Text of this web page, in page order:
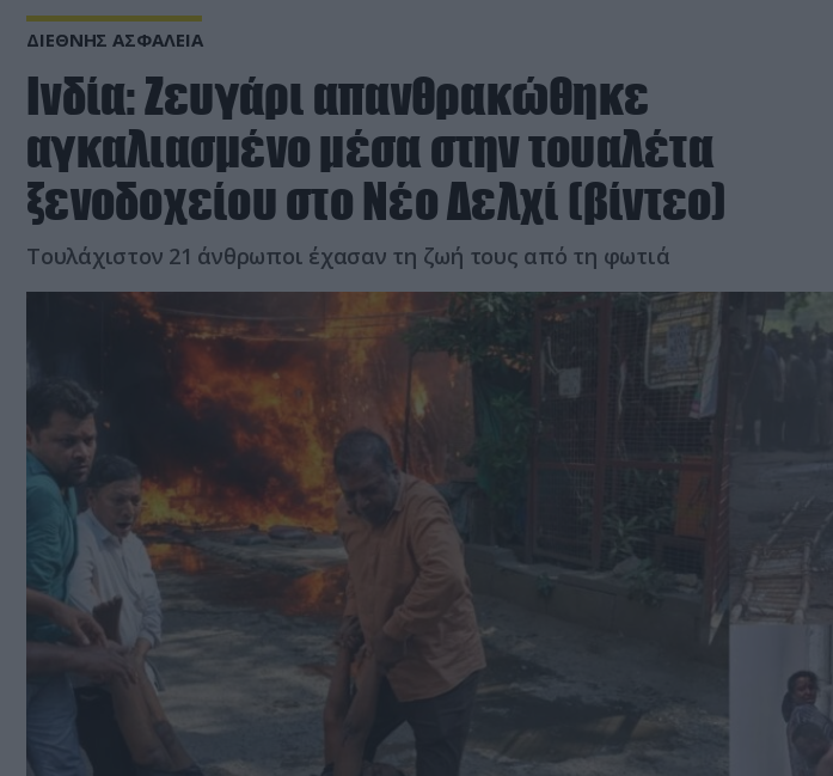
ΔΙΕΘΝΗΣ ΑΣΦΑΛΕΙΑ
Ινδία: Ζευγάρι απανθρακώθηκε
αγκαλιασμένο μέσα στην τουαλέτα
ξενοδοχείου στο Νέο Δελχί (βίντεο)
Τουλάχιστον 21 άνθρωποι έχασαν τη ζωή τους από τη φωτιά